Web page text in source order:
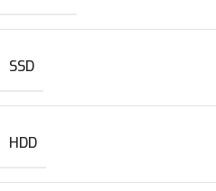
SSD
HDD